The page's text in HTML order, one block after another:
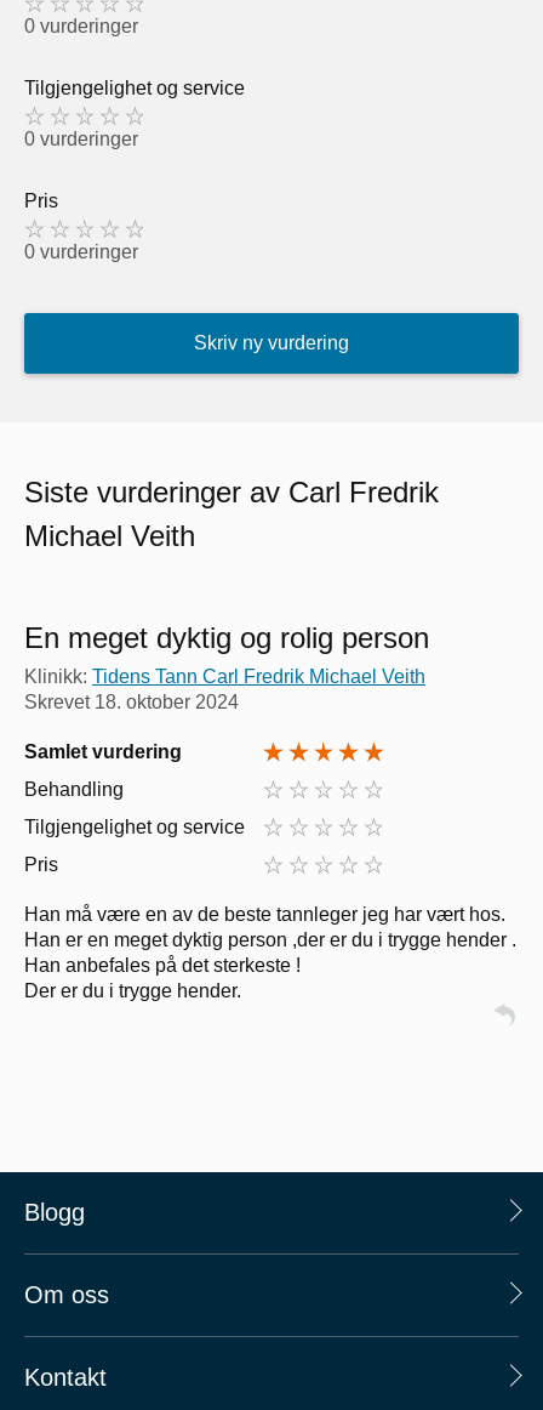
0 vurderinger
Tilgjengelighet og service
0 vurderinger
Pris
0 vurderinger
Skriv ny vurdering
Siste vurderinger av Carl Fredrik
Michael Veith
En meget dyktig og rolig person
Klinikk: Tidens Tann Carl Fredrik Michael Veith
Skrevet 18. oktober 2024
Samlet vurdering
Behandling
Tilgjengelighet og service
Pris
Han må være en av de beste tannleger jeg har vært hos.
Han er en meget dyktig person ,der er du i trygge hender .
Han anbefales på det sterkeste !
Der er du i trygge hender.
Blogg
Om oss
Kontakt